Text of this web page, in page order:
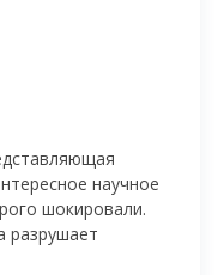
научное
шокировали.
разрушает